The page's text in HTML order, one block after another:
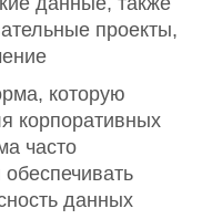
проекты,
которую
корпоративных
часто
данных